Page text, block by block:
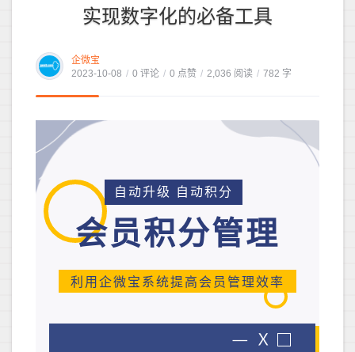
实现数字化的必备工具
企微宝
2023-10-08 / 0 评论 / 0 点赞 / 2,036 阅读 / 782 字
自动升级 自动积分
会员积分管理
利用企微宝系统提高会员管理效率